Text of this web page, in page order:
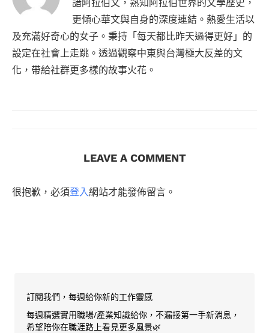
諳阿拉伯文，熟知阿拉伯世界的文學歷史，
更傾心華文與自身的深度連結。熱愛生活以
及充滿好奇心的女子。秉持「每天都比昨天過得更好」的
設定在社會上走跳。透過觀察中東與台灣極大反差的文
化，帶給社群更多樣的故事火花。
LEAVE A COMMENT
很抱歉，必須登入網站才能發佈留言。
訂閱我們，每週給你新的工作靈感
每週精選實用職場/產業知識給你，不漏接第一手新消息，
希望陪你在職涯路上看見更多風景🌿